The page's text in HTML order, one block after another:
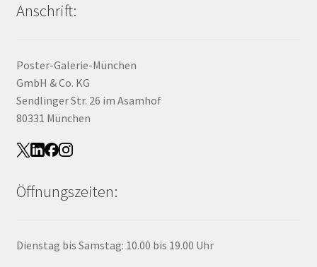
Anschrift:
Poster-Galerie-München
GmbH & Co. KG
Sendlinger Str. 26 im Asamhof
80331 München
Öffnungszeiten:
Dienstag bis Samstag: 10.00 bis 19.00 Uhr